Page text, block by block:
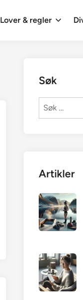
Lover & regler
Søk
Søk
Artikler